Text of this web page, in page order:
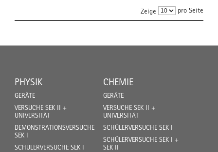
Zeige pro Seite
PHYSIK
GERÄTE
VERSUCHE SEK II +
UNIVERSITÄT
DEMONSTRATIONSVERSUCHE
SEK I
SCHÜLERVERSUCHE SEK I
CHEMIE
GERÄTE
VERSUCHE SEK II +
UNIVERSITÄT
SCHÜLERVERSUCHE SEK I
SCHÜLERVERSUCHE SEK I +
SEK II